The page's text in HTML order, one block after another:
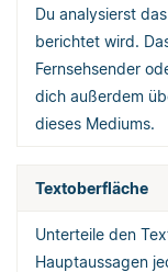
Du analysierst
berichtet wird.
Fernsehsender
dich außerdem
dieses Mediums.
Textoberfläche
Unterteile den
Hauptaussagen